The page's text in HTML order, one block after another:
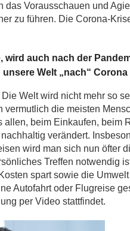
das Vorausschauen und
zu führen. Die Corona-
wird auch nach der
unsere Welt „nach“
Welt wird nicht mehr so
vermutlich die meisten
allen, beim Einkaufen, beim
verändert.
wird man sich nun öfter
Treffen notwendig
spart sowie die
Autofahrt oder Flugreise
per Video stattfindet.